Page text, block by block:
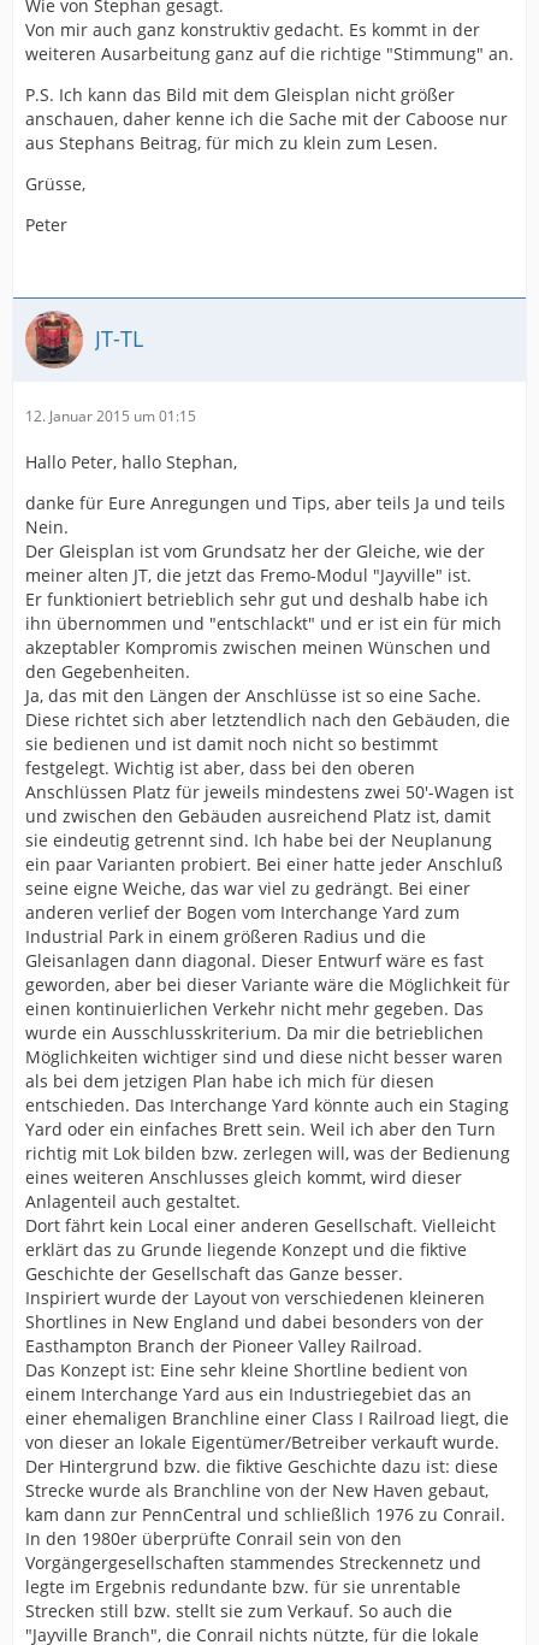
Wie von Stephan gesagt.
Von mir auch ganz konstruktiv gedacht. Es kommt in der
weiteren Ausarbeitung ganz auf die richtige "Stimmung" an.
P.S. Ich kann das Bild mit dem Gleisplan nicht größer
anschauen, daher kenne ich die Sache mit der Caboose nur
aus Stephans Beitrag, für mich zu klein zum Lesen.
Grüsse,
Peter
JT-TL
12. Januar 2015 um 01:15
Hallo Peter, hallo Stephan,
danke für Eure Anregungen und Tips, aber teils Ja und teils
Nein.
Der Gleisplan ist vom Grundsatz her der Gleiche, wie der
meiner alten JT, die jetzt das Fremo-Modul "Jayville" ist.
Er funktioniert betrieblich sehr gut und deshalb habe ich
ihn übernommen und "entschlackt" und er ist ein für mich
akzeptabler Kompromis zwischen meinen Wünschen und
den Gegebenheiten.
Ja, das mit den Längen der Anschlüsse ist so eine Sache.
Diese richtet sich aber letztendlich nach den Gebäuden, die
sie bedienen und ist damit noch nicht so bestimmt
festgelegt. Wichtig ist aber, dass bei den oberen
Anschlüssen Platz für jeweils mindestens zwei 50'-Wagen ist
und zwischen den Gebäuden ausreichend Platz ist, damit
sie eindeutig getrennt sind. Ich habe bei der Neuplanung
ein paar Varianten probiert. Bei einer hatte jeder Anschluß
seine eigne Weiche, das war viel zu gedrängt. Bei einer
anderen verlief der Bogen vom Interchange Yard zum
Industrial Park in einem größeren Radius und die
Gleisanlagen dann diagonal. Dieser Entwurf wäre es fast
geworden, aber bei dieser Variante wäre die Möglichkeit für
einen kontinuierlichen Verkehr nicht mehr gegeben. Das
wurde ein Ausschlusskriterium. Da mir die betrieblichen
Möglichkeiten wichtiger sind und diese nicht besser waren
als bei dem jetzigen Plan habe ich mich für diesen
entschieden. Das Interchange Yard könnte auch ein Staging
Yard oder ein einfaches Brett sein. Weil ich aber den Turn
richtig mit Lok bilden bzw. zerlegen will, was der Bedienung
eines weiteren Anschlusses gleich kommt, wird dieser
Anlagenteil auch gestaltet.
Dort fährt kein Local einer anderen Gesellschaft. Vielleicht
erklärt das zu Grunde liegende Konzept und die fiktive
Geschichte der Gesellschaft das Ganze besser.
Inspiriert wurde der Layout von verschiedenen kleineren
Shortlines in New England und dabei besonders von der
Easthampton Branch der Pioneer Valley Railroad.
Das Konzept ist: Eine sehr kleine Shortline bedient von
einem Interchange Yard aus ein Industriegebiet das an
einer ehemaligen Branchline einer Class I Railroad liegt, die
von dieser an lokale Eigentümer/Betreiber verkauft wurde.
Der Hintergrund bzw. die fiktive Geschichte dazu ist: diese
Strecke wurde als Branchline von der New Haven gebaut,
kam dann zur PennCentral und schließlich 1976 zu Conrail.
In den 1980er überprüfte Conrail sein von den
Vorgängergesellschaften stammendes Streckennetz und
legte im Ergebnis redundante bzw. für sie unrentable
Strecken still bzw. stellt sie zum Verkauf. So auch die
"Jayville Branch", die Conrail nichts nützte, für die lokale